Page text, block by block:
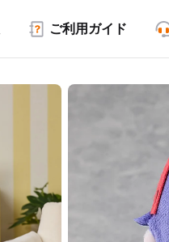
ご利用ガイド